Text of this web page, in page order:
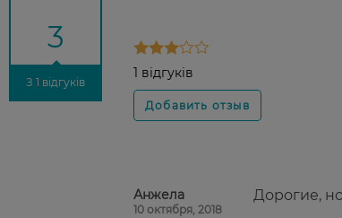
3
З 1 відгуків
1 відгуків
Анжела
10 октября, 2018
Дорогие,